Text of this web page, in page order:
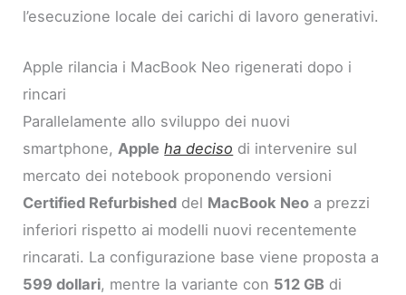
l’esecuzione locale dei carichi di lavoro generativi.
Apple rilancia i MacBook Neo rigenerati dopo i
rincari
Parallelamente allo sviluppo dei nuovi
smartphone,Apple ha deciso di intervenire sul
mercato dei notebook proponendo versioni
Certified Refurbished del MacBook Neo a prezzi
inferiori rispetto ai modelli nuovi recentemente
rincarati. La configurazione base viene proposta a
599 dollari, mentre la variante con 512 GB di